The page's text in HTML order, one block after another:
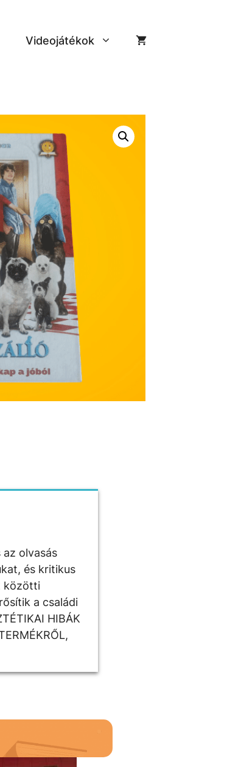
Videojátékok
olvasás
és kritikus
közötti
a családi
HIBÁK